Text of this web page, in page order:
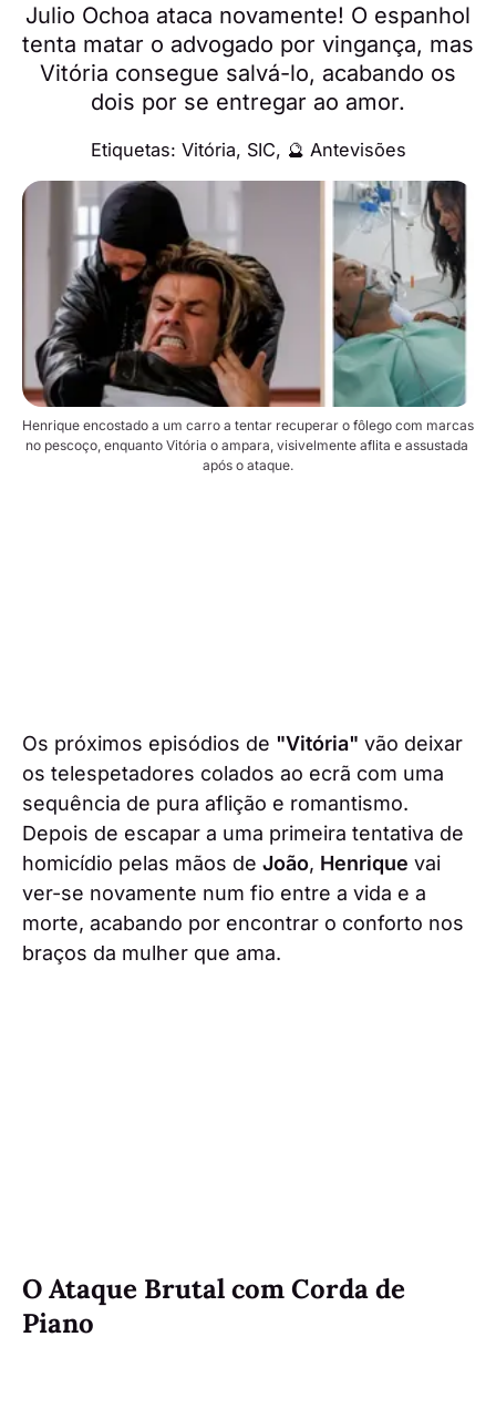
Julio Ochoa ataca novamente! O espanhol
tenta matar o advogado por vingança, mas
Vitória consegue salvá-lo, acabando os
dois por se entregar ao amor.
Etiquetas: Vitória, SIC, 🔮 Antevisões
Henrique encostado a um carro a tentar recuperar o fôlego com marcas
no pescoço, enquanto Vitória o ampara, visivelmente aflita e assustada
após o ataque.
Os próximos episódios de "Vitória" vão deixar
os telespetadores colados ao ecrã com uma
sequência de pura aflição e romantismo.
Depois de escapar a uma primeira tentativa de
homicídio pelas mãos de João, Henrique vai
ver-se novamente num fio entre a vida e a
morte, acabando por encontrar o conforto nos
braços da mulher que ama.
O Ataque Brutal com Corda de
Piano